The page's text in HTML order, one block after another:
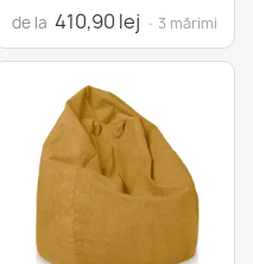
de la 410,90 lej · 3 mărimi